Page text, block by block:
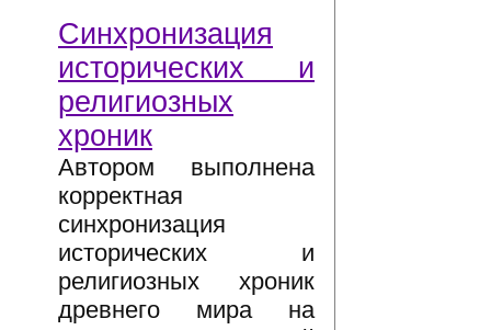
Синхронизация
исторических и
религиозных
хроник
Автором выполнена
корректная
синхронизация
исторических и
религиозных хроник
древнего мира на